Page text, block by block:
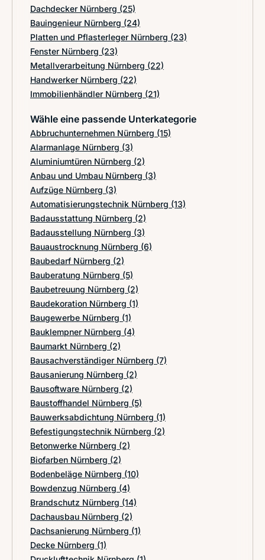
Dachdecker Nürnberg (25)
Bauingenieur Nürnberg (24)
Platten und Pflasterleger Nürnberg (23)
Fenster Nürnberg (23)
Metallverarbeitung Nürnberg (22)
Handwerker Nürnberg (22)
Immobilienhändler Nürnberg (21)
Wähle eine passende Unterkategorie
Abbruchunternehmen Nürnberg (15)
Alarmanlage Nürnberg (3)
Aluminiumtüren Nürnberg (2)
Anbau und Umbau Nürnberg (3)
Aufzüge Nürnberg (3)
Automatisierungstechnik Nürnberg (13)
Badausstattung Nürnberg (2)
Badausstellung Nürnberg (3)
Bauaustrocknung Nürnberg (6)
Baubedarf Nürnberg (2)
Bauberatung Nürnberg (5)
Baubetreuung Nürnberg (2)
Baudekoration Nürnberg (1)
Baugewerbe Nürnberg (1)
Bauklempner Nürnberg (4)
Baumarkt Nürnberg (2)
Bausachverständiger Nürnberg (7)
Bausanierung Nürnberg (2)
Bausoftware Nürnberg (2)
Baustoffhandel Nürnberg (5)
Bauwerksabdichtung Nürnberg (1)
Befestigungstechnik Nürnberg (2)
Betonwerke Nürnberg (2)
Biofarben Nürnberg (2)
Bodenbeläge Nürnberg (10)
Bowdenzug Nürnberg (4)
Brandschutz Nürnberg (14)
Dachausbau Nürnberg (2)
Dachsanierung Nürnberg (1)
Decke Nürnberg (1)